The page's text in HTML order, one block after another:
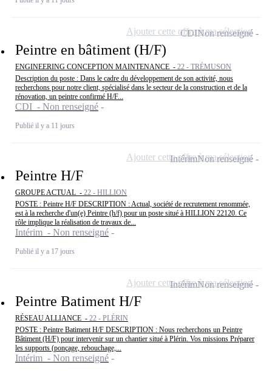
Peintre en bâtiment (H/F)
ENGINEERING CONCEPTION MAINTENANCE - 22 - TRÉMUSON
Description du poste : Dans le cadre du développement de son activité, nous
recherchons pour notre client, spécialisé dans le secteur de la construction et de la
rénovation, un peintre confirmé H/F...
CDI - Non renseigné
Publié il y a 11 jours
CDINon renseigné
Ajouter cette offre à ma sélection
Peintre H/F
GROUPE ACTUAL - 22 - HILLION
POSTE : Peintre H/F DESCRIPTION : Actual, société de recrutement renommée,
est à la recherche d'un(e) Peintre (h/f) pour un poste situé à HILLION 22120. Ce
rôle implique la réalisation de travaux de...
Intérim - Non renseigné
Publié il y a 17 jours
IntérimNon renseigné
Ajouter cette offre à ma sélection
Peintre Batiment H/F
RÉSEAU ALLIANCE - 22 - PLÉRIN
POSTE : Peintre Batiment H/F DESCRIPTION : Nous recherchons un Peintre
Bâtiment (H/F) pour intervenir sur un chantier situé à Plérin. Vos missions Préparer
les supports (ponçage, rebouchage,...
Intérim - Non renseigné
IntérimNon renseigné
Ajouter cette offre à ma sélection